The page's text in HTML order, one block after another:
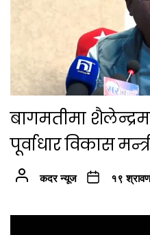
बागमतीमा
पूर्वाधार विकास
कदर न्यूज १९